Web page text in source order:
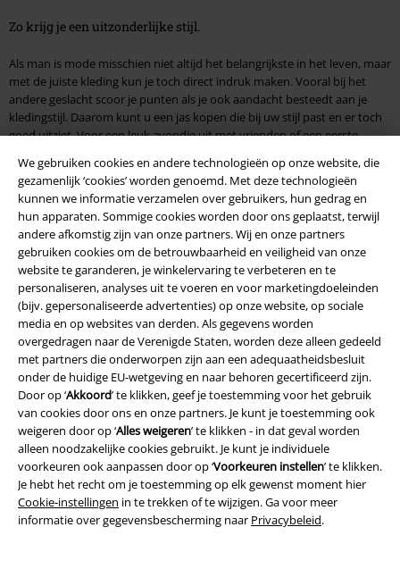
We gebruiken cookies en andere technologieën op onze website, die
gezamenlijk ‘cookies’ worden genoemd. Met deze technologieën
kunnen we informatie verzamelen over gebruikers, hun gedrag en
hun apparaten. Sommige cookies worden door ons geplaatst, terwijl
andere afkomstig zijn van onze partners. Wij en onze partners
gebruiken cookies om de betrouwbaarheid en veiligheid van onze
website te garanderen, je winkelervaring te verbeteren en te
personaliseren, analyses uit te voeren en voor marketingdoeleinden
(bijv. gepersonaliseerde advertenties) op onze website, op sociale
media en op websites van derden. Als gegevens worden
overgedragen naar de Verenigde Staten, worden deze alleen gedeeld
met partners die onderworpen zijn aan een adequaatheidsbesluit
onder de huidige EU-wetgeving en naar behoren gecertificeerd zijn.
Door op ‘Akkoord’ te klikken, geef je toestemming voor het gebruik
van cookies door ons en onze partners. Je kunt je toestemming ook
weigeren door op ‘Alles weigeren’ te klikken - in dat geval worden
alleen noodzakelijke cookies gebruikt. Je kunt je individuele
voorkeuren ook aanpassen door op ‘Voorkeuren instellen’ te klikken.
Je hebt het recht om je toestemming op elk gewenst moment hier
Cookie-instellingen in te trekken of te wijzigen. Ga voor meer
informatie over gegevensbescherming naar Privacybeleid.
Zo krijg je een uitzonderlijke stijl.
Als man is mode misschien niet altijd het belangrijkste in het leven, maar
met de juiste kleding kun je toch direct indruk maken. Vooral bij het
andere geslacht scoor je punten als je ook aandacht besteedt aan je
kledingstijl. Daarom kunt u een jas kopen die bij uw stijl past en er toch
goed uitziet. Voor een leuk avondje uit met vrienden of een eerste
collectie de juiste keuze.
Maar soms wil je er helemaal voor gaan en iets nieuws proberen. Dus
waarom geen modellen die opvallen met leren patches, klinknagels of
schedelprints. Sierlijke knopen of klinknagels zijn niet ongewoon bij de
mannen van de creatie en maken van een eenvoudige jas een instant
blikvanger. En de praktische eigenschappen gaan niet verloren, want u
kunt uw portemonnee, mobiele telefoon of andere kleine voorwerpen
gemakkelijk opbergen in de praktische en ruime zakken.
Combineren? Het is echt heel eenvoudig
Large jassen zijn op vele manieren te combineren, zodat je niet te veel
hoeft na te denken over de verschillende kledingstukken die je bij je jas
draagt. Door de donkere kleuren kun je ze combineren met allerlei
soorten kleding, of je nu een stoere rocker bent of een delicaat elfje.
Natuurlijk gaan strakke broeken bijzonder goed samen met wijde
jassen. Laarzen werken ook uitstekend en zorgen voor een mooi
contrast. Is het jasje daarentegen vrij strak gesneden, zoals bij vrouwen
vaak het geval is, dan hoeft u het niet zonder wijde broek te stellen.